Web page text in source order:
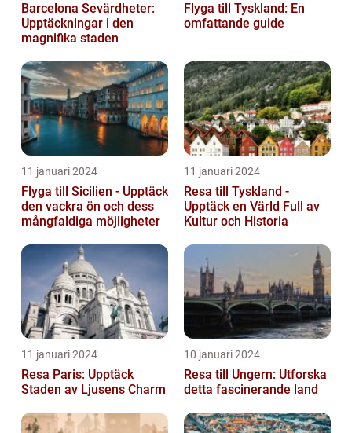
Barcelona Sevärdheter:
Upptäckningar i den
magnifika staden
Flyga till Tyskland: En
omfattande guide
11 januari 2024
Flyga till Sicilien - Upptäck
den vackra ön och dess
mångfaldiga möjligheter
11 januari 2024
Resa till Tyskland -
Upptäck en Värld Full av
Kultur och Historia
11 januari 2024
Resa Paris: Upptäck
Staden av Ljusens Charm
10 januari 2024
Resa till Ungern: Utforska
detta fascinerande land